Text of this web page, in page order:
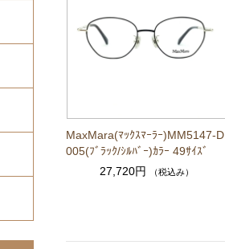
MaxMara(ﾏｯｸｽﾏｰﾗｰ)MM5147-D
005(ﾌﾞﾗｯｸ/ｼﾙﾊﾞｰ)ｶﾗｰ 49ｻｲｽﾞ
27,720円
（税込み）